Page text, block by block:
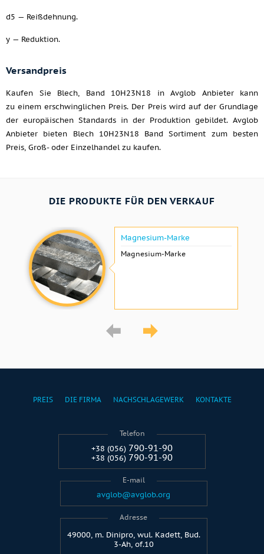
d5 — Reißdehnung.
y — Reduktion.
Versandpreis
Kaufen Sie Blech, Band 10H23N18 in Avglob Anbieter kann
zu einem erschwinglichen Preis. Der Preis wird auf der Grundlage
der europäischen Standards in der Produktion gebildet. Avglob
Anbieter bieten Blech 10H23N18 Band Sortiment zum besten
Preis, Groß- oder Einzelhandel zu kaufen.
DIE PRODUKTE FÜR DEN VERKAUF
Magnesium-Marke
Magnesium-Marke
PREIS DIE FIRMA NACHSCHLAGEWERK KONTAKTE
Telefon
+38 (056) 790-91-90
+38 (056) 790-91-90
E-mail
avglob@avglob.org
Adresse
49000, m. Dinipro, wul. Kadett, Bud.
3-Ah, of.10